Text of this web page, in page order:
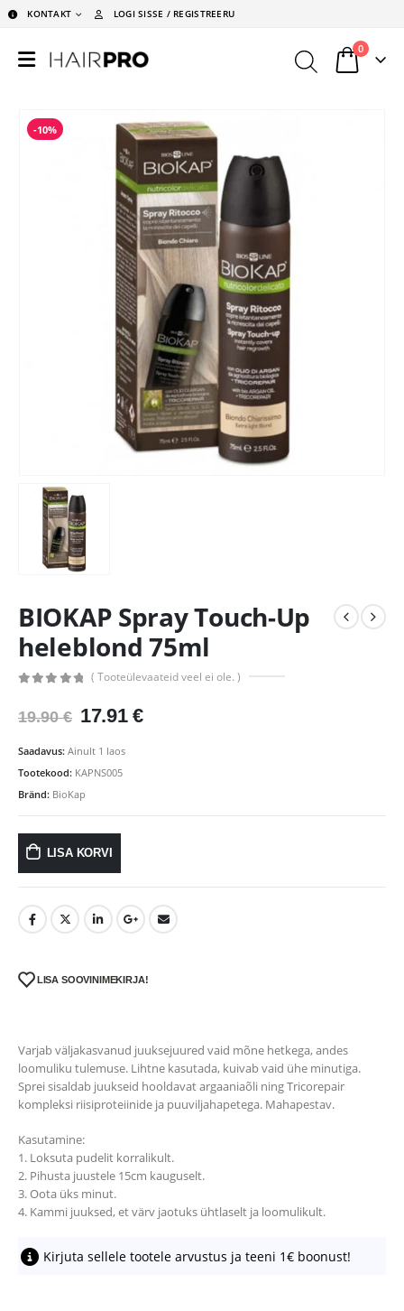
KONTAKT LOGI SISSE / REGISTREERU
0
-10%
BIOKAP Spray Touch-Up
heleblond 75ml
( Tooteülevaateid veel ei ole. )
19.90€ Algne
oli:
19.90 €.
17.91 €Praegune
Saadavus: Ainult 1 laos
Tootekood: KAPNS005
Bränd: BioKap
LISA KORVI
LISA SOOVINIMEKIRJA!
Varjab väljakasvanud juuksejuured vaid mõne hetkega, andes
loomuliku tulemuse. Lihtne kasutada, kuivab vaid ühe minutiga.
Sprei sisaldab juukseid hooldavat argaaniaõli ning Tricorepair
kompleksi riisiproteiinide ja puuviljahapetega. Mahapestav.
Kasutamine:
1. Loksuta pudelit korralikult.
2. Pihusta juustele 15cm kauguselt.
3. Oota üks minut.
4. Kammi juuksed, et värv jaotuks ühtlaselt ja loomulikult.
Kirjuta sellele tootele arvustus ja teeni 1€ boonust!